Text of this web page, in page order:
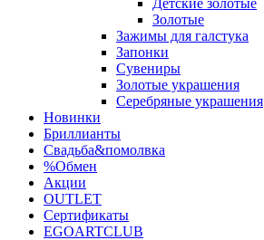
Детские золотые
Золотые
Зажимы для галстука
Запонки
Сувениры
Золотые украшения
Серебряные украшения
Новинки
Бриллианты
Свадьба&помолвка
%Обмен
Акции
OUTLET
Сертификаты
EGOARTCLUB